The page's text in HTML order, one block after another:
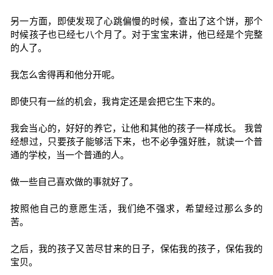
另一方面，即使发现了心跳偏慢的时候，查出了这个饼，那个
时候孩子也已经七八个月了。对于宝宝来讲，他已经是个完整
的人了。
我怎么舍得再和他分开呢。
即使只有一丝的机会，我肯定还是会把它生下来的。
我会当心的，好好的养它，让他和其他的孩子一样成长。 我曾
经想过，只要孩子能够活下来，也不必争强好胜，就读一个普
通的学校，当一个普通的人。
做一些自己喜欢做的事就好了。
按照他自己的意愿生活，我们绝不强求，希望经过那么多的
苦。
之后，我的孩子又苦尽甘来的日子，保佑我的孩子，保佑我的
宝贝。